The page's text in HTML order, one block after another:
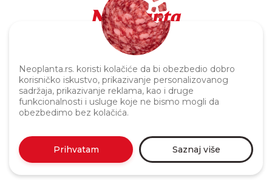
Neoplanta.rs. koristi kolačiće da bi obezbedio dobro
korisničko iskustvo, prikazivanje personalizovanog
sadržaja, prikazivanje reklama, kao i druge
funkcionalnosti i usluge koje ne bismo mogli da
obezbedimo bez kolačića.
Prihvatam Saznaj više
Politika privatnosti